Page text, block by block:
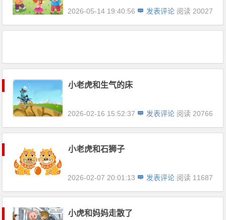
2026-05-14 19:40:56 发表评论 阅读 20027
小老虎和生气的床
2026-02-16 15:52:37 发表评论 阅读 20766
小老虎和石狮子
2026-02-07 20:01:13 发表评论 阅读 11687
小虎和妈妈走散了